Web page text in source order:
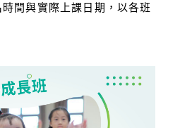
間與實際上課日期，以各班